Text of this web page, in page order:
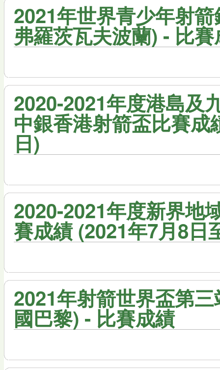
2021年世界青少年射
弗羅茨瓦夫波蘭) - 比
2020-2021年度港島及
中銀香港射箭盃比賽
日)
2020-2021年度新界地
賽成績 (2021年7月8日
2021年射箭世界盃第
國巴黎) - 比賽成績